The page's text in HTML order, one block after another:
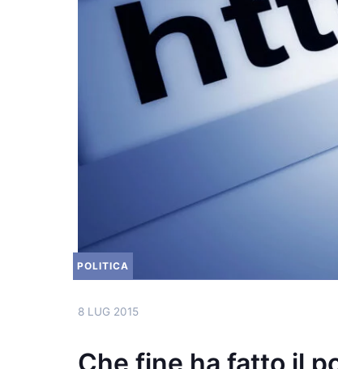
POLITICA
8 LUG 2015